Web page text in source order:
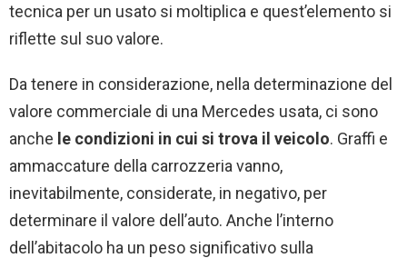
tecnica per un usato si moltiplica e quest’elemento si
riflette sul suo valore.
Da tenere in considerazione, nella determinazione del
valore commerciale di una Mercedes usata, ci sono
anche le condizioni in cui si trova il veicolo. Graffi e
ammaccature della carrozzeria vanno,
inevitabilmente, considerate, in negativo, per
determinare il valore dell’auto. Anche l’interno
dell’abitacolo ha un peso significativo sulla